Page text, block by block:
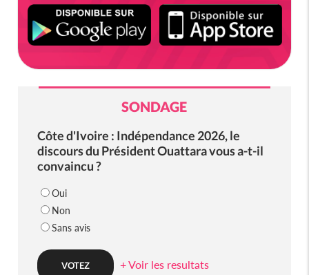
SONDAGE
Côte d'Ivoire : Indépendance 2026, le
discours du Président Ouattara vous a-t-il
convaincu ?
Oui
Non
Sans avis
+ Voir les resultats